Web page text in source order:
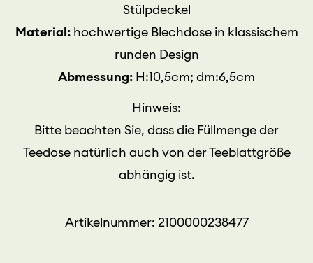
Stülpdeckel
Material:hochwertige Blechdose in klassischem
runden Design
Abmessung: H:10,5cm; dm:6,5cm
Hinweis:
Bitte beachten Sie, dass die Füllmenge der
Teedose natürlich auch von der Teeblattgröße
abhängig ist.
Artikelnummer: 2100000238477